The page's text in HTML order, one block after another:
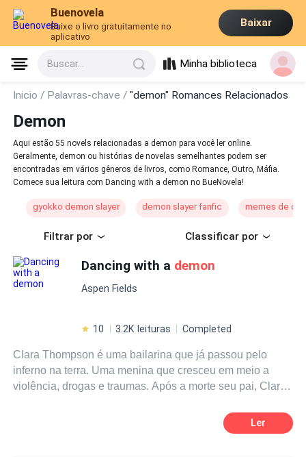
Buenovela
Baixe o livro gratuitamente no
aplicativo
Baixar
Buscar... Minha biblioteca
Inicio / Palavras-chave /"demon" Romances Relacionados
Demon
Aqui estão 55 novels relacionadas a demon para você ler online.
Geralmente, demon ou histórias de novelas semelhantes podem ser
encontradas em vários gêneros de livros, como Romance, Outro, Máfia.
Comece sua leitura com Dancing with a demon no BueNovela!
gyokko demon slayer demon slayer fanfic memes de
Filtrar por Classificar por
Dancing with a demon
Aspen Fields
10 3.2K leituras Completed
Clara Thompson é uma bailarina que já passou pelo
inferno na terra. Uma menina que cresceu em meio a
violência, drogas e traumas. Após a morte seu pai, Clara
Ler